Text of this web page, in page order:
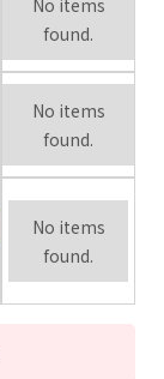
found.
No items
found.
No items
found.